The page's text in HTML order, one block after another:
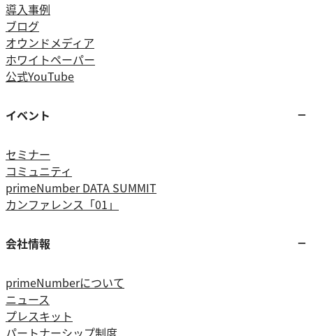
導入事例
ブログ
オウンドメディア
ホワイトペーパー
公式YouTube
イベント
セミナー
コミュニティ
primeNumber DATA SUMMIT
カンファレンス「01」
会社情報
primeNumberについて
ニュース
プレスキット
パートナーシップ制度